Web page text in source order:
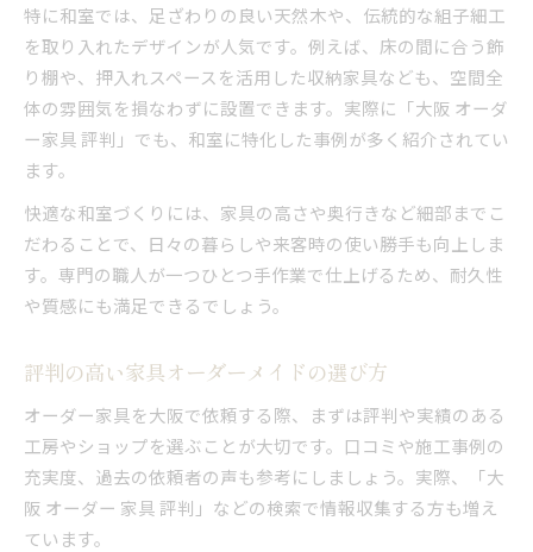
特に和室では、足ざわりの良い天然木や、伝統的な組子細工
を取り入れたデザインが人気です。例えば、床の間に合う飾
り棚や、押入れスペースを活用した収納家具なども、空間全
体の雰囲気を損なわずに設置できます。実際に「大阪 オーダ
ー家具 評判」でも、和室に特化した事例が多く紹介されてい
ます。
快適な和室づくりには、家具の高さや奥行きなど細部までこ
だわることで、日々の暮らしや来客時の使い勝手も向上しま
す。専門の職人が一つひとつ手作業で仕上げるため、耐久性
や質感にも満足できるでしょう。
評判の高い家具オーダーメイドの選び方
オーダー家具を大阪で依頼する際、まずは評判や実績のある
工房やショップを選ぶことが大切です。口コミや施工事例の
充実度、過去の依頼者の声も参考にしましょう。実際、「大
阪 オーダー 家具 評判」などの検索で情報収集する方も増え
ています。